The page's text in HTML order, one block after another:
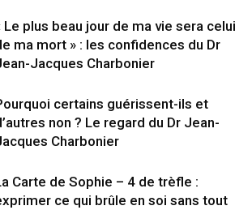
Le plus beau jour de ma vie sera celui
ma mort » : les confidences du Dr
Jacques Charbonier
certains guérissent-ils et
non ? Le regard du Dr Jean-
Charbonier
Carte de Sophie – 4 de trèfle :
ce qui brûle en soi sans tout